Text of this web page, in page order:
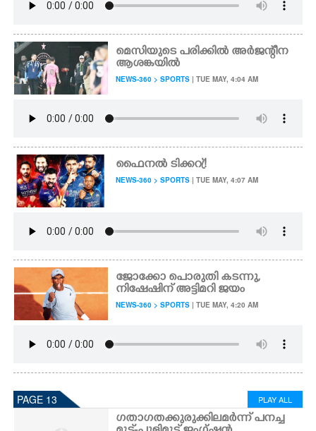
മെസിയുടെ പരിക്കിൽ അർജന്റീന
ആശങ്കയിൽ
NEWS-360 > SPORTS | TUE MAY, 4:04 AM
ഫൈനൽ ടിക്കറ്ര്!
NEWS-360 > SPORTS | TUE MAY, 4:07 AM
ജോക്കോ പൊരുതി കടന്നു,
നിഷേഷിന് അട്ടിമറി ജയം
NEWS-360 > SPORTS | TUE MAY, 4:20 AM
PAGE 13 PLAY ALL
ഗതാഗതക്കുരുക്കിലമർന്ന് പനച്ച